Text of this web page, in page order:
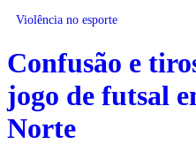
Violência no esporte
Confusão e
jogo de futsal
Norte